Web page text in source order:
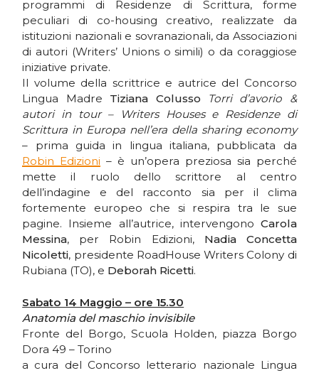
programmi di Residenze di Scrittura, forme
peculiari di co-housing creativo, realizzate da
istituzioni nazionali e sovranazionali, da Associazioni
di autori (Writers’ Unions o simili) o da coraggiose
iniziative private.
Il volume della scrittrice e autrice del Concorso
Lingua Madre Tiziana Colusso
Torri d’avorio &
autori in tour – Writers Houses e Residenze di
Scrittura in Europa nell’era della sharing economy
– prima guida in lingua italiana, pubblicata da
Robin Edizioni – è un’opera preziosa sia perché
mette il ruolo dello scrittore al centro
dell’indagine e del racconto sia per il clima
fortemente europeo che si respira tra le sue
pagine. Insieme all’autrice, intervengono Carola
Messina, per Robin Edizioni, Nadia Concetta
Nicoletti, presidente RoadHouse Writers Colony di
Rubiana (TO), e Deborah Ricetti.
Sabato 14 Maggio – ore 15.30
Anatomia del maschio invisibile
Fronte del Borgo, Scuola Holden, piazza Borgo
Dora 49 – Torino
a cura del Concorso letterario nazionale Lingua